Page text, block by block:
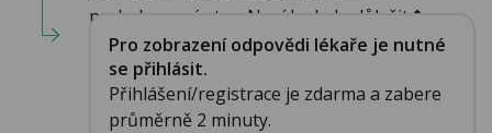
prekolapsový stav. Nyní by bylo důležit�...
Pro zobrazení odpovědi lékaře je nutné
se přihlásit.
Přihlášení/registrace je zdarma a zabere
průměrně 2 minuty.